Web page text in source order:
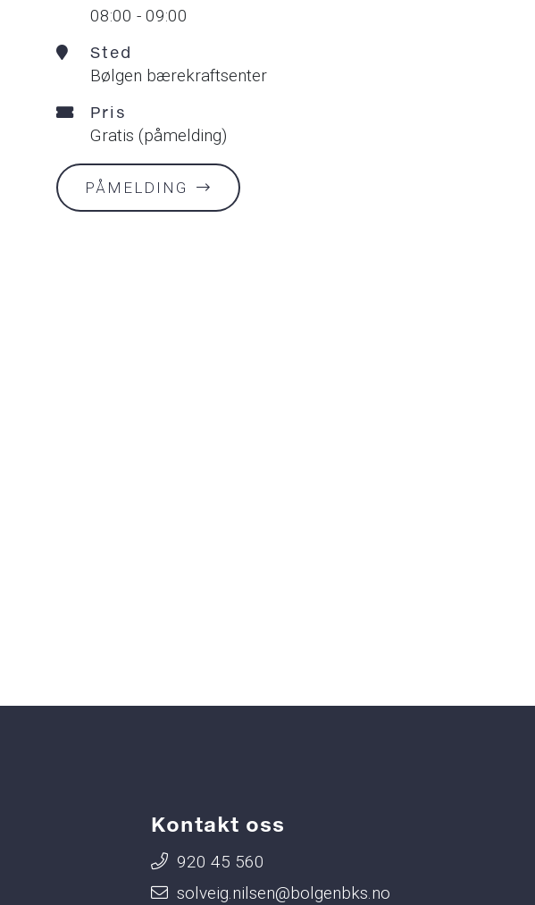
08:00 - 09:00
Sted
Bølgen bærekraftsenter
Pris
Gratis (påmelding)
PÅMELDING
Kontakt oss
920 45 560
solveig.nilsen@bolgenbks.no